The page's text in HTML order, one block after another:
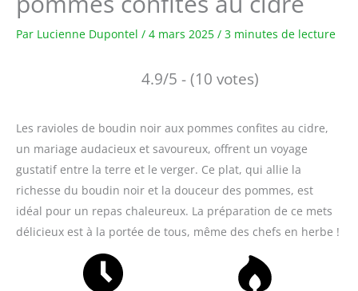
Par Lucienne Dupontel / 4 mars 2025 / 3 minutes de lecture
4.9/5 - (10 votes)
Les ravioles de boudin noir aux pommes confites au cidre,
un mariage audacieux et savoureux, offrent un voyage
gustatif entre la terre et le verger. Ce plat, qui allie la
richesse du boudin noir et la douceur des pommes, est
idéal pour un repas chaleureux. La préparation de ce mets
délicieux est à la portée de tous, même des chefs en herbe !